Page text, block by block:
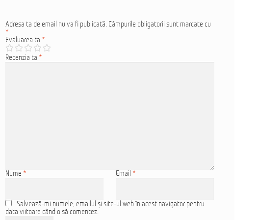
Adresa ta de email nu va fi publicată. Câmpurile obligatorii sunt marcate cu
*
Evaluarea ta *
Recenzia ta *
Nume * Email *
Salvează-mi numele, emailul și site-ul web în acest navigator pentru
data viitoare când o să comentez.